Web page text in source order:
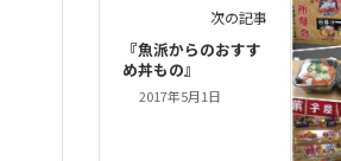
次の記事
『魚派からのおすす
め丼もの』
2017年5月1日